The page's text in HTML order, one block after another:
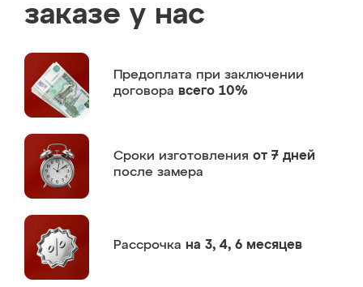
заказе у нас
Предоплата при заключении
договора всего 10%
Сроки изготовления от 7 дней
после замера
Рассрочка на 3, 4, 6 месяцев